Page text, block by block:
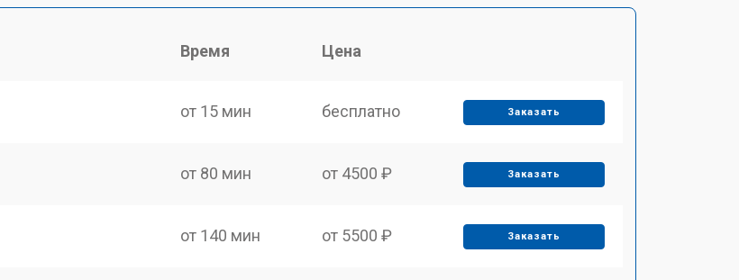
Время Цена
от 15 мин бесплатно Заказать
от 80 мин от 4500 ₽ Заказать
от 140 мин от 5500 ₽ Заказать